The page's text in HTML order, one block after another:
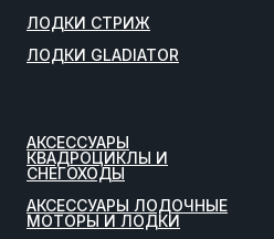
ЛОДКИ СТРИЖ
ЛОДКИ GLADIATOR
АКСЕССУАРЫ
КВАДРОЦИКЛЫ И
СНЕГОХОДЫ
АКСЕССУАРЫ ЛОДОЧНЫЕ
МОТОРЫ И ЛОДКИ